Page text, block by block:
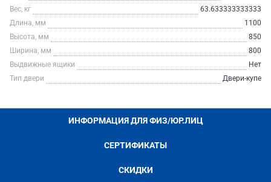
Вес, кг
63.633333333333
Длина, мм
1100
Высота, мм
850
Ширина, мм
800
Выдвижные ящики
Нет
Тип двери
Двери-купе
ИНФОРМАЦИЯ ДЛЯ ФИЗ/ЮР.ЛИЦ
СЕРТИФИКАТЫ
СКИДКИ